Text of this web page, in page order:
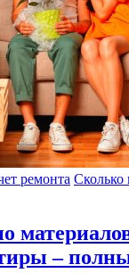
ремонта Сколько
–